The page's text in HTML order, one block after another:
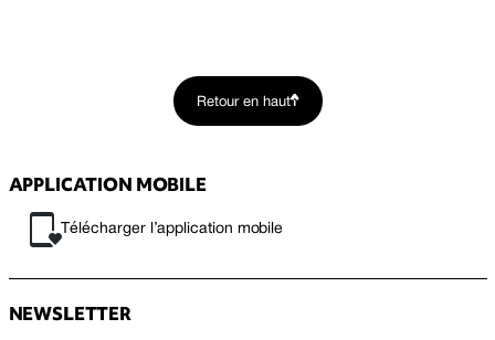
Retour en haut
APPLICATION MOBILE
Télécharger l’application mobile
NEWSLETTER